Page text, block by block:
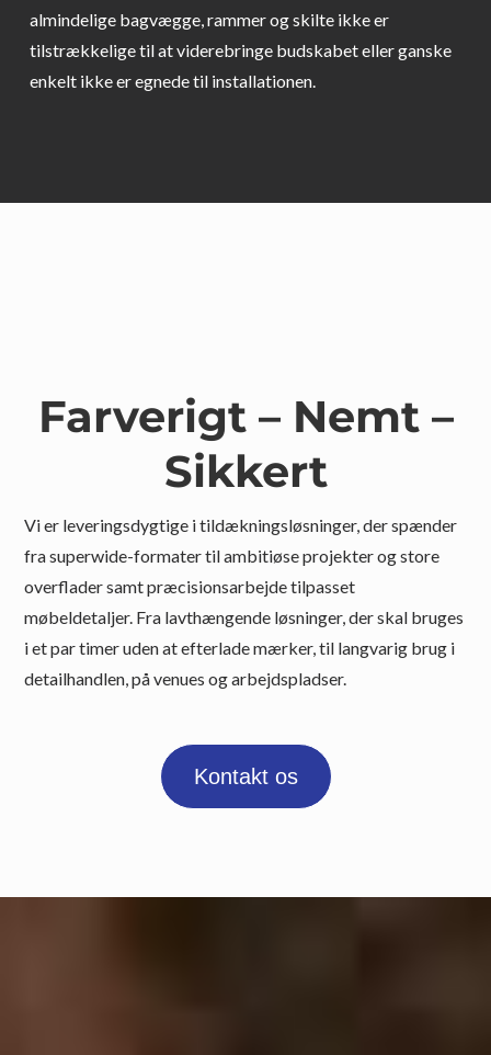
almindelige bagvægge, rammer og skilte ikke er
tilstrækkelige til at viderebringe budskabet eller ganske
enkelt ikke er egnede til installationen.
Farverigt – Nemt –
Sikkert
Vi er leveringsdygtige i tildækningsløsninger, der spænder
fra superwide-formater til ambitiøse projekter og store
overflader samt præcisionsarbejde tilpasset
møbeldetaljer. Fra lavthængende løsninger, der skal bruges
i et par timer uden at efterlade mærker, til langvarig brug i
detailhandlen, på venues og arbejdspladser.
Kontakt os